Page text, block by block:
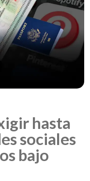
hasta
sociales
bajo